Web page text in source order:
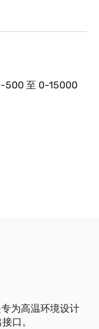
500 至 0-15000
为高温环境设计
口。